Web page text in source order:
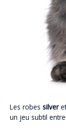
Les robes silver
un jeu subtil